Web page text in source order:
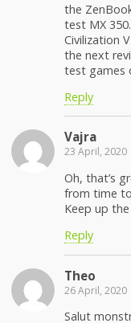
the
test MX
Civilization
the next
test games
Reply
Vajra
23 April, 2020
Oh, that’s
from time
Keep up
Reply
Theo
26 April, 2020
Salut